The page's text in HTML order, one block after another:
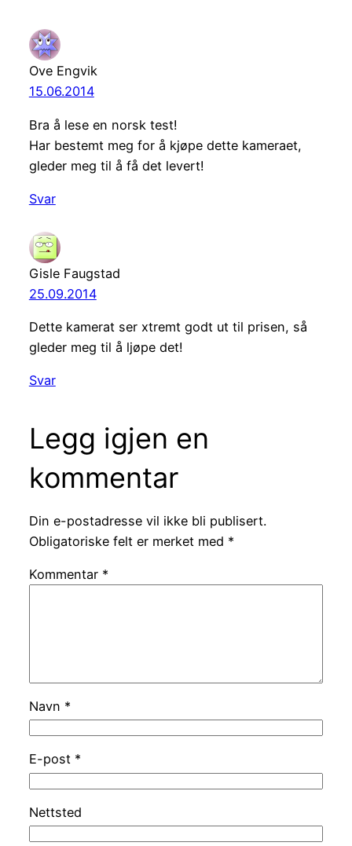
Ove Engvik
15.06.2014
Bra å lese en norsk test!
Har bestemt meg for å kjøpe dette kameraet,
gleder meg til å få det levert!
Svar
Gisle Faugstad
25.09.2014
Dette kamerat ser xtremt godt ut til prisen, så
gleder meg til å ljøpe det!
Svar
Legg igjen en
kommentar
Din e-postadresse vil ikke bli publisert.
Obligatoriske felt er merket med *
Kommentar *
Navn *
E-post *
Nettsted